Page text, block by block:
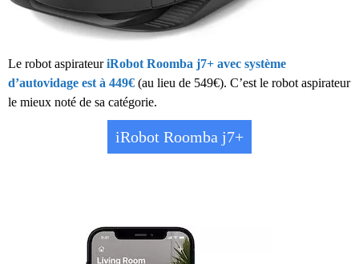
Le robot aspirateuriRobot Roomba j7+ avec système
d’autovidage est à 449€ (au lieu de 549€). C’est le robot aspirateur
le mieux noté de sa catégorie.
iRobot Roomba j7+